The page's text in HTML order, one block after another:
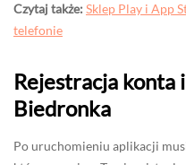
Czytaj także: Sklep Play i App
telefonie
Rejestracja
Biedronka
Po uruchomieniu aplikacji